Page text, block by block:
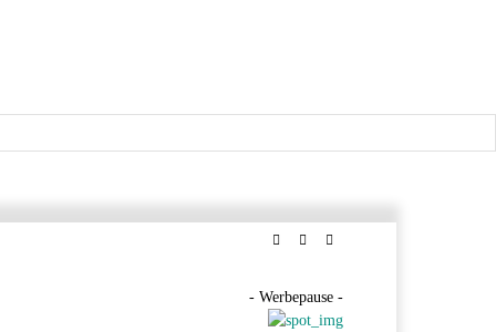
- Werbepause -